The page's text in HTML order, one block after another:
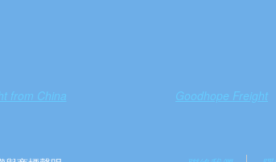
from China
Goodhope Freight